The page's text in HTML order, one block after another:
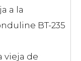
a la
BT-235
vieja de